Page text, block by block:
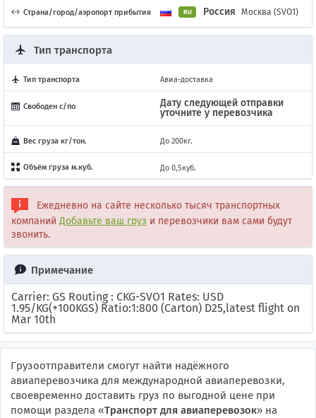
Страна/город/аэропорт прибытия RU Россия Москва (SVO1)
Тип транспорта
Тип транспорта Авиа-доставка
Свободен с/по
Дату следующей отправки
уточните у перевозчика
Вес груза кг/тон. До 200кг.
Объём груза м.куб. До 0,5куб.
Ежедневно на сайте несколько тысяч транспортных
компанийДобавьте ваш груз и перевозчики вам сами будут
звонить.
Примечание
Carrier: GS Routing : CKG-SVO1 Rates: USD
1.95/KG(+100KGS) Ratio:1:800 (Carton) D25,latest flight on
Mar 10th
Грузоотправители смогут найти надёжного
авиаперевозчика для международной авиаперевозки,
своевременно доставить груз по выгодной цене при
помощи раздела «Транспорт для авиаперевозок» на